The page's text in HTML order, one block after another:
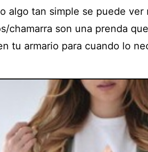
algo tan simple se puede ver
chamarra son una prenda
tu armario para cuando lo